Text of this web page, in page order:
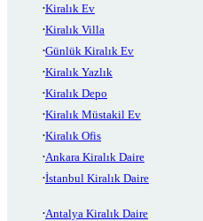
Kiralık Ev
Kiralık Villa
Günlük Kiralık Ev
Kiralık Yazlık
Kiralık Depo
Kiralık Müstakil Ev
Kiralık Ofis
Ankara Kiralık Daire
İstanbul Kiralık Daire
Antalya Kiralık Daire